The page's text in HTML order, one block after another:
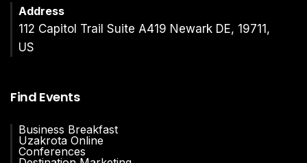
Address
112 Capitol Trail Suite A419 Newark DE, 19711,
US
Find Events
Business Breakfast
Uzakrota Online
Conferences